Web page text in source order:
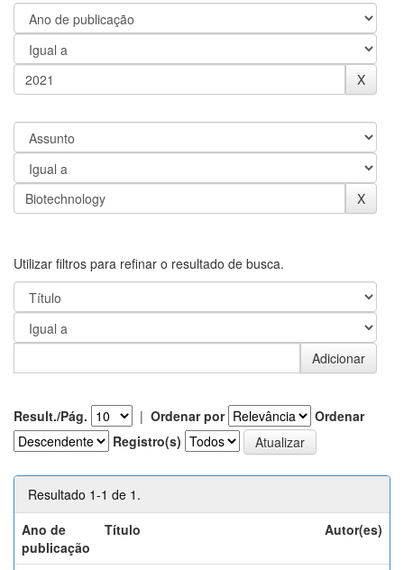
Utilizar filtros para refinar o resultado de busca.
Result./Pág. | Ordenar por
Ordenar
Registro(s)
Resultado 1-1 de 1.
Ano de
publicação
Título Autor(es)